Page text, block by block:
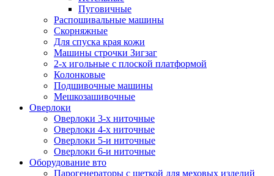
Пуговичные
Распошивальные машины
Скорняжные
Для спуска края кожи
Машины строчки Зигзаг
2-х игольные с плоской платформой
Колонковые
Подшивочные машины
Мешкозашивочные
Оверлоки
Оверлоки 3-х ниточные
Оверлоки 4-х ниточные
Оверлоки 5-и ниточные
Оверлоки 6-и ниточные
Оборудование вто
Парогенераторы с щеткой для меховых изделий